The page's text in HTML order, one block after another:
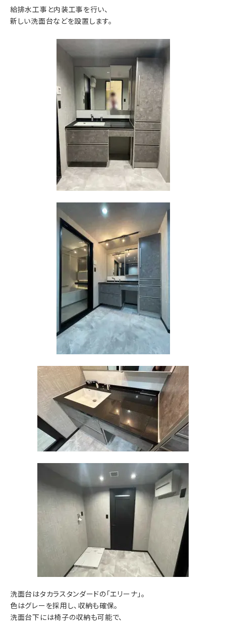
給排水工事と内装工事を行い、
新しい洗面台などを設置します。
洗面台はタカラスタンダードの「エリーナ」。
色はグレーを採用し、収納も確保。
洗面台下には椅子の収納も可能で、